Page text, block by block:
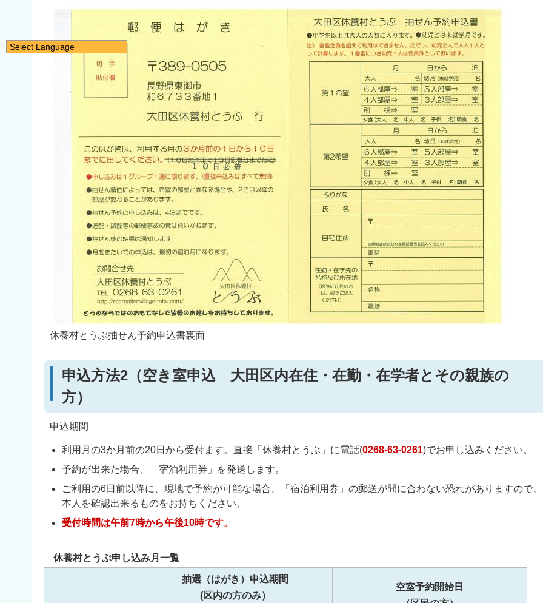
休養村とうぶ抽せん予約申込書裏面
申込方法2（空き室申込 大田区内在住・在勤・在学者とその親族の
方）
申込期間
利用月の3か月前の20日から受付ます。直接「休養村とうぶ」に電話(0268-63-0261)でお申し込みください。
予約が出来た場合、「宿泊利用券」を発送します。
ご利用の6日前以降に、現地で予約が可能な場合、「宿泊利用券」の郵送が間に合わない恐れがありますので
本人を確認出来るものをお持ちください。
受付時間は午前7時から午後10時です。
休養村とうぶ申し込み月一覧
抽選（はがき）申込期間
(区内の方のみ）
空室予約開始日
Select Language